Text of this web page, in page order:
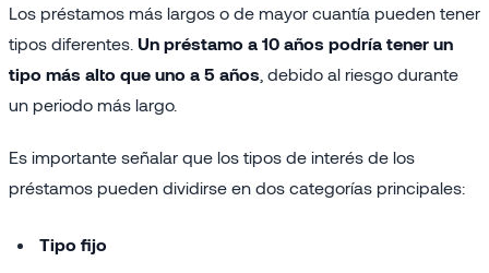
Los préstamos más largos o de mayor cuantía pueden tener
tipos diferentes. Un préstamo a 10 años podría tener un
tipo más alto que uno a 5 años , debido al riesgo durante
un periodo más largo.
Es importante señalar que los tipos de interés de los
préstamos pueden dividirse en dos categorías principales:
Tipo fijo